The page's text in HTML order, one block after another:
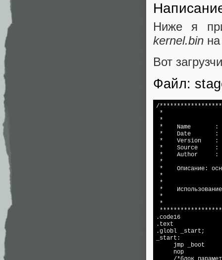
Ниже я
kernel.bin
Вот
Файл:
/
*
*
*    Name
*    Date
*    Version
*    Source
*    Author
*
*    Описание:
*                 на
*
*
*
*
.code16
.text
.globl _start;
_start:
     jmp _boot
     nop